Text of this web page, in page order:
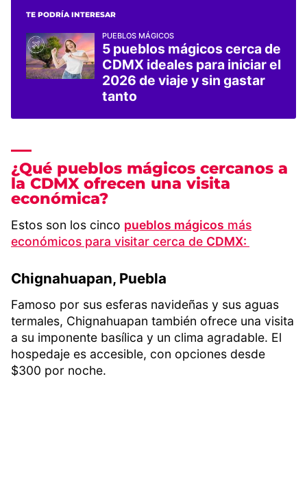
TE PODRÍA INTERESAR
PUEBLOS MÁGICOS
5 pueblos mágicos cerca de
CDMX ideales para iniciar el
2026 de viaje y sin gastar
tanto
¿Qué pueblos mágicos cercanos a
la CDMX ofrecen una visita
económica?
Estos son los cinco pueblos mágicos más
económicos para visitar cerca de CDMX:
Chignahuapan, Puebla
Famoso por sus esferas navideñas y sus aguas
termales, Chignahuapan también ofrece una visita
a su imponente basílica y un clima agradable. El
hospedaje es accesible, con opciones desde
$300 por noche.